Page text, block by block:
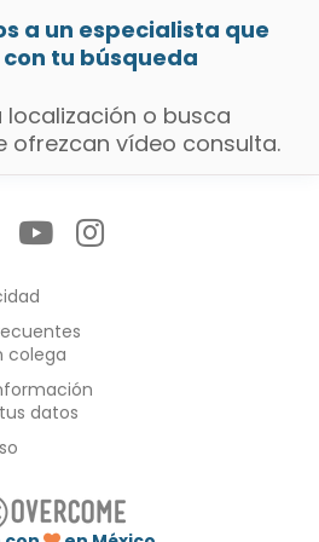
a un especialista que
tu búsqueda
o busca
ofrezcan vídeo consulta.
colega
datos